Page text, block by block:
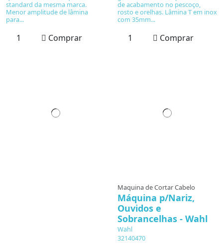
standard da mesma marca.
Menor amplitude de lâmina
para...
Comprar
de acabamento no pescoço,
rosto e orelhas. Lâmina T em inox
com 35mm...
Comprar
Maquina de Cortar Cabelo
Máquina p/Nariz,
Ouvidos e
Sobrancelhas - Wahl
Wahl
32140470